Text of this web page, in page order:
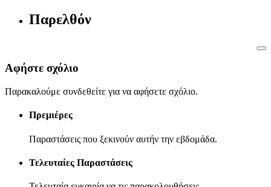
Παρελθόν
Αφήστε σχόλιο
Παρακαλούμε συνδεθείτε για να αφήσετε σχόλιο.
Πρεμιέρες
Παραστάσεις που ξεκινούν αυτήν την εβδομάδα.
Τελευταίες Παραστάσεις